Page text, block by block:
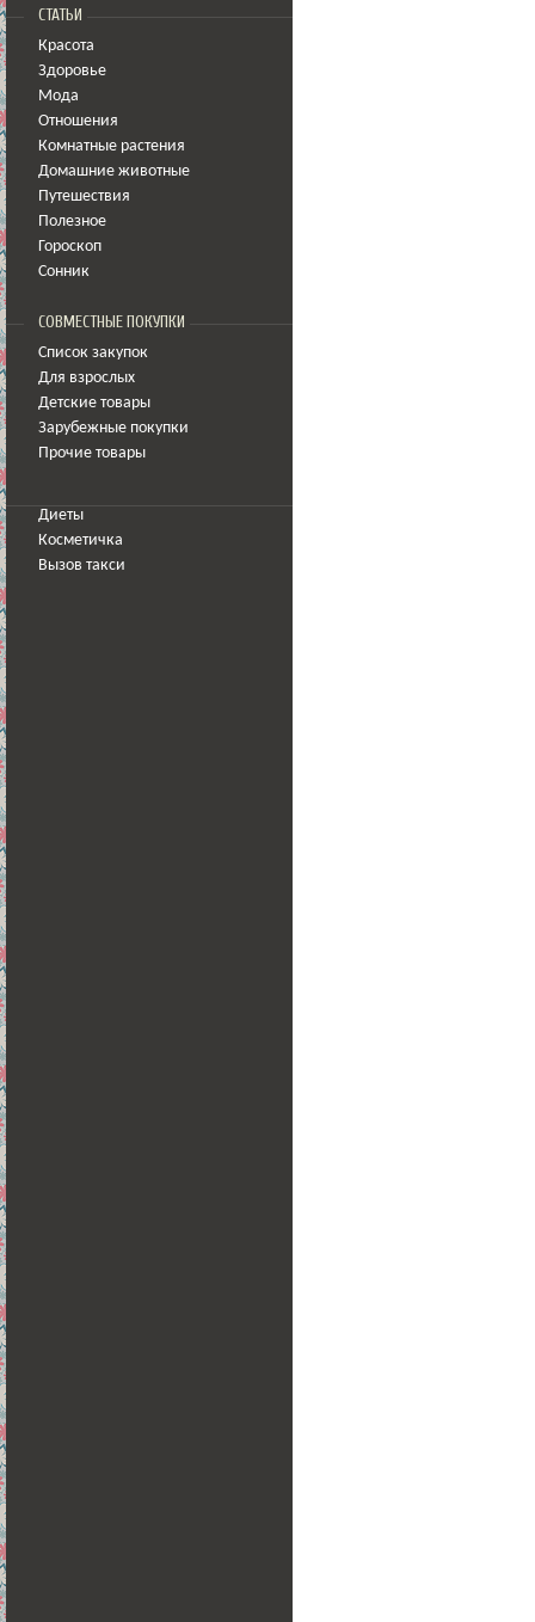
СТАТЬИ
Красота
Здоровье
Мода
Отношения
Комнатные растения
Домашние животные
Путешествия
Полезное
Гороскоп
Сонник
СОВМЕСТНЫЕ ПОКУПКИ
Список закупок
Для взрослых
Детские товары
Зарубежные покупки
Прочие товары
Диеты
Косметичка
Вызов такси